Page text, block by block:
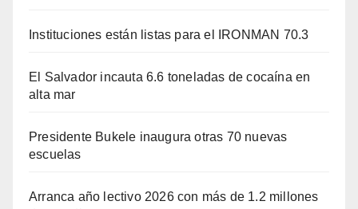
Instituciones están listas para el IRONMAN 70.3
El Salvador incauta 6.6 toneladas de cocaína en
alta mar
Presidente Bukele inaugura otras 70 nuevas
escuelas
Arranca año lectivo 2026 con más de 1.2 millones